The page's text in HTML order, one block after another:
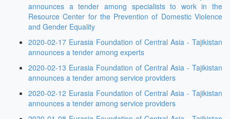
announces a tender among specialists to work in the
Resource Center for the Prevention of Domestic Violence
and Gender Equality
2020-02-17 Eurasia Foundation of Central Asia - Tajikistan
announces a tender among experts
2020-02-13 Eurasia Foundation of Central Asia - Tajikistan
announces a tender among service providers
2020-02-12 Eurasia Foundation of Central Asia - Tajikistan
announces a tender among service providers